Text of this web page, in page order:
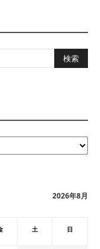
2026年8月
土 日